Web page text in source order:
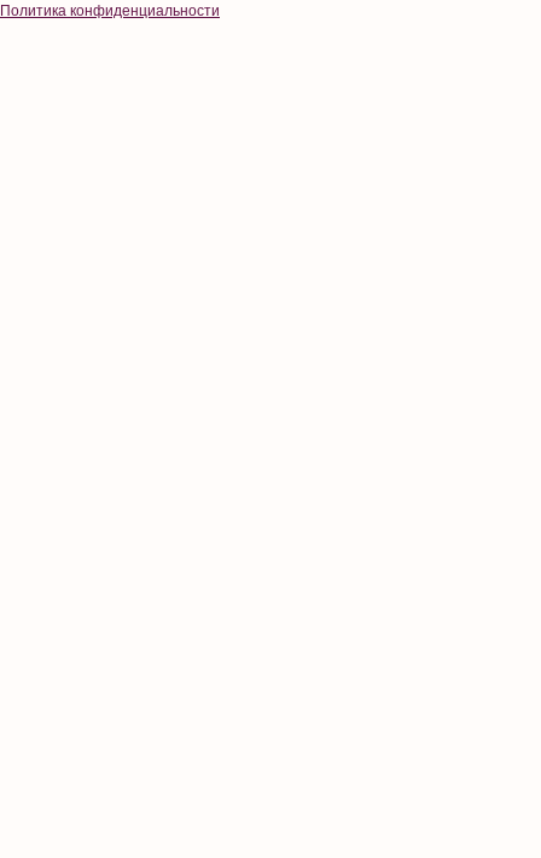
Политика конфиденциальности